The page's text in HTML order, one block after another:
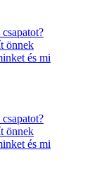
önnek
és mi
önnek
és mi